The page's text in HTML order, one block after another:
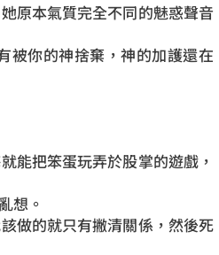
原本氣質完全不同的魅惑聲音
被你的神捨棄，神的加護還在
能把笨蛋玩弄於股掌的遊戲，
想。
做的就只有撇清關係，然後死